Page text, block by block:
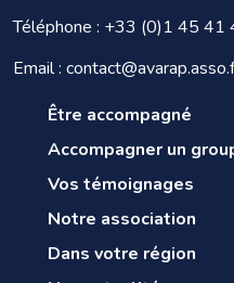
Téléphone : +33 (0)1 45 41
Email :
Être accompagné
Accompagner un
Vos témoignages
Notre association
Dans votre région